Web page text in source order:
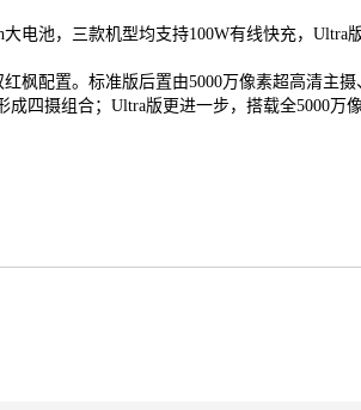
池，三款机型均支持100W有线快充，Ultra
配置。标准版后置由5000万像素超高清主
四摄组合；Ultra版更进一步，搭载全5000